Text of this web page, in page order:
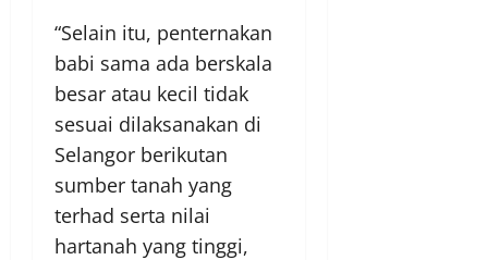
“Selain itu, penternakan
babi sama ada berskala
besar atau kecil tidak
sesuai dilaksanakan di
Selangor berikutan
sumber tanah yang
terhad serta nilai
hartanah yang tinggi,